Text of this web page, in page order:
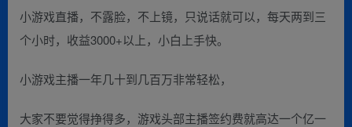
小游戏直播，不露脸，不上镜，只说话就可以，每天两到三
个小时，收益3000+以上，小白上手快。
小游戏主播一年几十到几百万非常轻松，
大家不要觉得挣得多，游戏头部主播签约费就高达一个亿一